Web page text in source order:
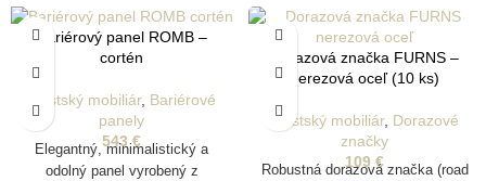
Bariérový panel ROMB –
cortén
Mestský mobiliár, Bariérové
panely
543€
Elegantný, minimalistický a
odolný panel vyrobený z
Dorazová značka FURNS –
nerezová oceľ (10 ks)
Mestský mobiliár, Dorazové
značky
109 €
Robustná dorazová značka (road